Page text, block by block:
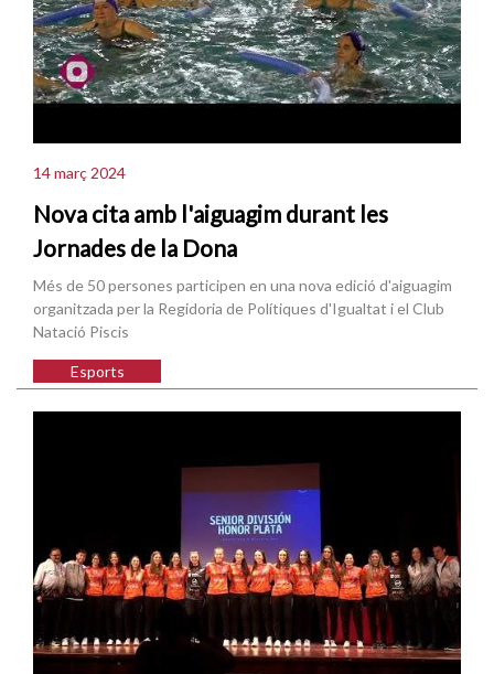
14 març 2024
Nova cita amb l'aiguagim durant les
Jornades de la Dona
Més de 50 persones participen en una nova edició d'aiguagim
organitzada per la Regidoria de Polítiques d'Igualtat i el Club
Natació Piscis
Esports